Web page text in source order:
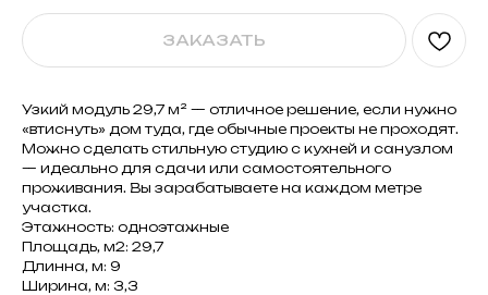
ЗАКАЗАТЬ
Узкий модуль 29,7 м² — отличное решение, если нужно
«втиснуть» дом туда, где обычные проекты не проходят.
Можно сделать стильную студию с кухней и санузлом
— идеально для сдачи или самостоятельного
проживания. Вы зарабатываете на каждом метре
участка.
Этажность: одноэтажные
Площадь, м2: 29,7
Длинна, м: 9
Ширина, м: 3,3